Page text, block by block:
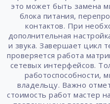
это может быть замена
блока питания,
контактов. При
дополнительная
и звука. Завершает цикл
проверяется работа
сетевых интерфейсов.
работоспособности,
владельцу. Важно
стоимость работ мастер